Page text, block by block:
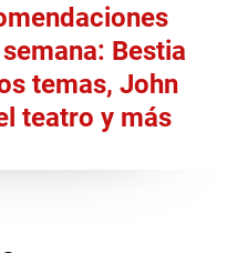
Bestia
temas, John
teatro y más